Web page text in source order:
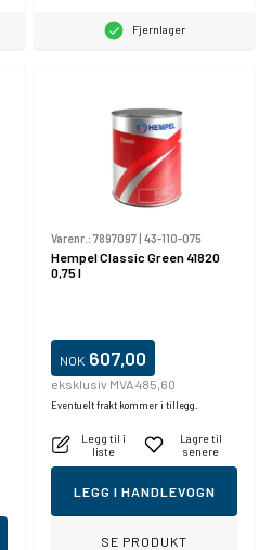
Fjernlager
Varenr.: 7897097| 43-110-075
Hempel Classic Green 41820
0,75 l
NOK 607,00
eksklusiv MVA 485,60
Eventuelt frakt kommer i tillegg.
Legg til i
liste
Lagre til
senere
LEGG I HANDLEVOGN
SE PRODUKT